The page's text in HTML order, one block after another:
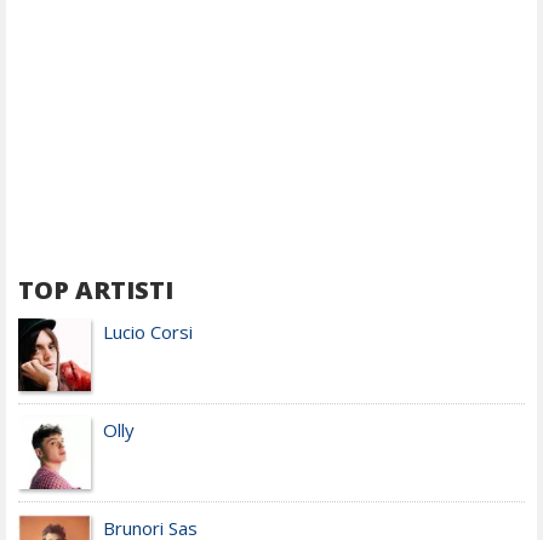
TOP ARTISTI
Lucio Corsi
Olly
Brunori Sas